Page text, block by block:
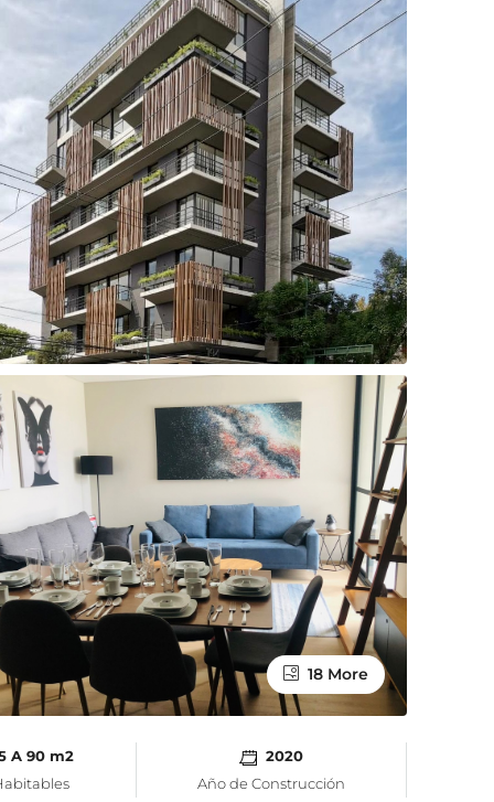
18 More
A 90 m2
2020
Año de Construcción